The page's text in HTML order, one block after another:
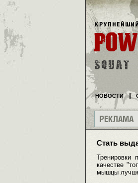
Стать
Тренировки
качестве
мышцы лучше
НОВОСТИ